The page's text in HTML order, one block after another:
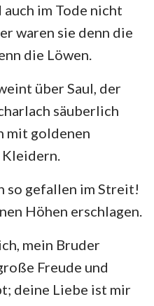
im Tode nicht
waren sie denn die
die Löwen.
über Saul, der
säuberlich
mit goldenen
so gefallen im Streit!
Höhen erschlagen.
mein Bruder
Freude und
deine Liebe ist mir